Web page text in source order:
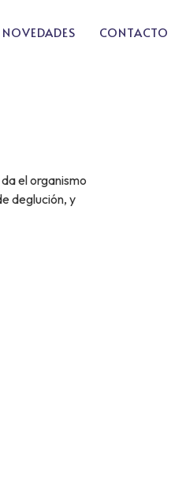
NOVEDADES CONTACTO
el organismo
deglución, y